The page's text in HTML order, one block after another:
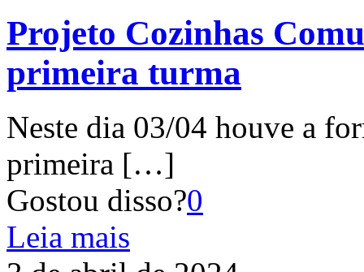
Projeto Cozinhas
primeira turma
Neste dia 03/04 houve a
primeira […]
Gostou disso?0
Leia mais